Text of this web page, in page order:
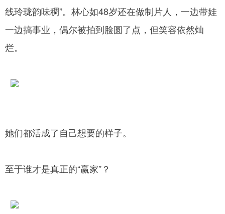
线玲珑韵味稠”。林心如48岁还在做制片人，一边带娃
一边搞事业，偶尔被拍到脸圆了点，但笑容依然灿
烂。
她们都活成了自己想要的样子。
至于谁才是真正的“赢家”？